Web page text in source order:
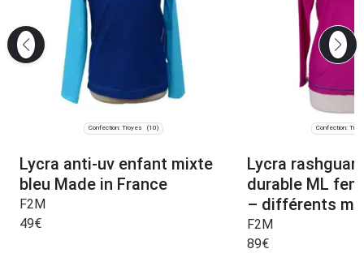
Confection: Troyes (10)
Lycra anti-uv enfant mixte
bleu Made in France
F2M
49€
Confection:
Lycra
durable ML
– différents
F2M
89€